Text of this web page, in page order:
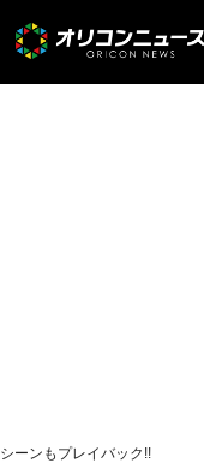
ーンもプレイバック!!